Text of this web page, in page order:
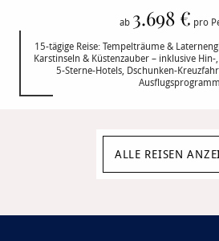
ab 3.698 € pro
15-tägige Reise: Tempelträume &
Karstinseln & Küstenzauber – inklusive
5-Sterne-Hotels, Dschunken-
Ausflugsprogramm
ALLE REISEN